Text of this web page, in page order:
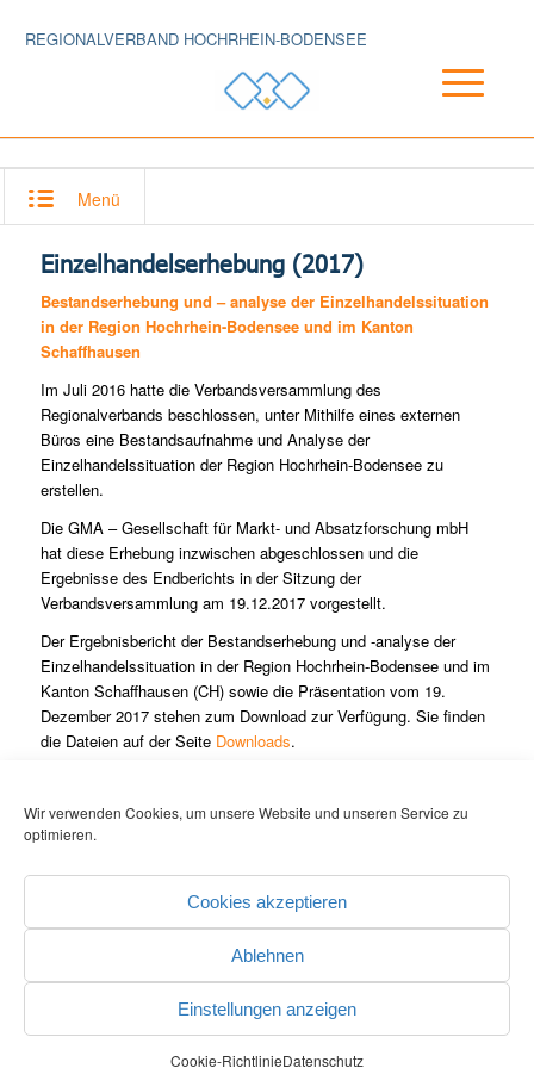
Wir verwenden Cookies, um unsere Website und unseren Service zu
optimieren.
Cookies akzeptieren
Ablehnen
Einstellungen anzeigen
Cookie-RichtlinieDatenschutz
REGIONALVERBAND HOCHRHEIN-BODENSEE
Menü
Einzelhandelserhebung (2017)
Bestandserhebung und – analyse der Einzelhandelssituation
in der Region Hochrhein-Bodensee und im Kanton
Schaffhausen
Im Juli 2016 hatte die Verbandsversammlung des
Regionalverbands beschlossen, unter Mithilfe eines externen
Büros eine Bestandsaufnahme und Analyse der
Einzelhandelssituation der Region Hochrhein-Bodensee zu
erstellen.
Die GMA – Gesellschaft für Markt- und Absatzforschung mbH
hat diese Erhebung inzwischen abgeschlossen und die
Ergebnisse des Endberichts in der Sitzung der
Verbandsversammlung am 19.12.2017 vorgestellt.
Der Ergebnisbericht der Bestandserhebung und -analyse der
Einzelhandelssituation in der Region Hochrhein-Bodensee und im
Kanton Schaffhausen (CH) sowie die Präsentation vom 19.
Dezember 2017 stehen zum Download zur Verfügung. Sie finden
die Dateien auf der Seite Downloads.
– Ergebnisbericht der Bestandserhebung und -analyse der
Einzelhandelssituation in der Region Hochrhein-Bodensee und im
Präsentation vom 19.12.2017
© COPYRIGHT - REGIONALVERBAND HOCHRHEIN-BODENSEE
powered by Perform& Webonomics
Kontakt Impressum